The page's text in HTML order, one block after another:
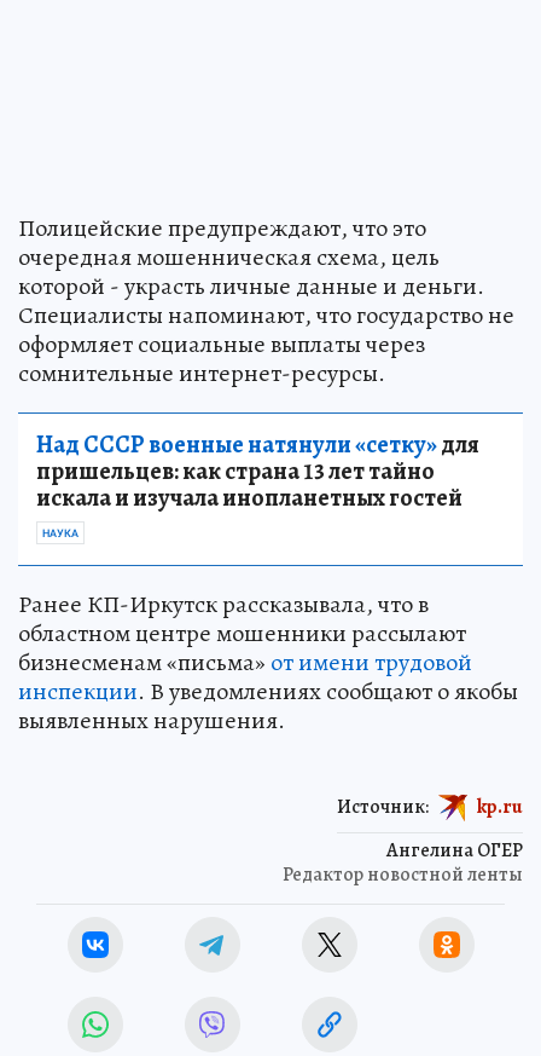
Полицейские предупреждают, что это
очередная мошенническая схема, цель
которой - украсть личные данные и деньги.
Специалисты напоминают, что государство не
оформляет социальные выплаты через
сомнительные интернет-ресурсы.
Над СССР военные натянули «сетку»для
пришельцев: как страна 13 лет тайно
искала и изучала инопланетных гостей
НАУКА
Ранее КП-Иркутск рассказывала, что в
областном центре мошенники рассылают
бизнесменам «письма» от имени трудовой
инспекции. В уведомлениях сообщают о якобы
выявленных нарушения.
Ангелина ОГЕР
Редактор новостной ленты
Источник: kp.ru